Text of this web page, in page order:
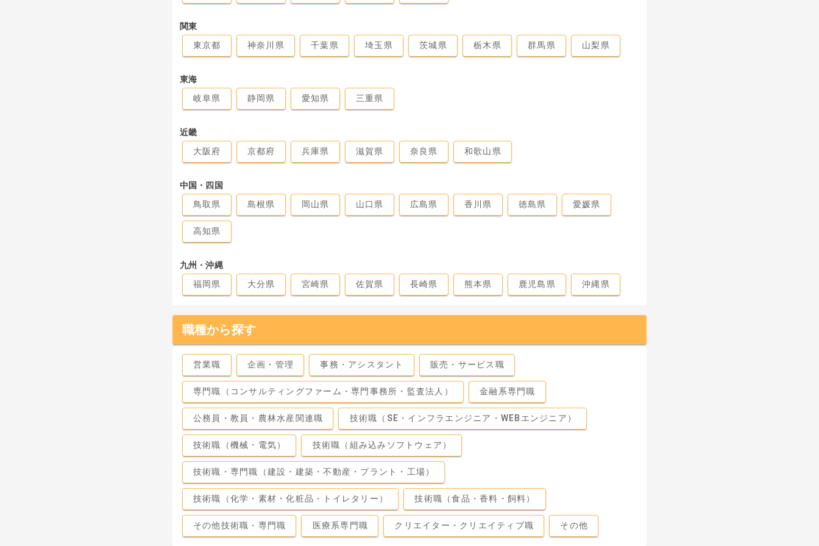
関東
東京都
神奈川県 千葉県 埼玉県 茨城県 栃木県 群馬県 山梨県
東海
岐阜県
静岡県 愛知県 三重県
近畿
大阪府
京都府 兵庫県 滋賀県 奈良県 和歌山県
中国・四国
鳥取県
島根県 岡山県 山口県 広島県 香川県 徳島県 愛媛県
高知県
九州・沖縄
福岡県
大分県 宮崎県 佐賀県 長崎県 熊本県 鹿児島県 沖縄県
職種から探す
営業職 企画・管理 事務・アシスタント 販売・サービス職
専門職（コンサルティングファーム・専門事務所・監査法人） 金融系専門職
公務員・教員・農林水産関連職 技術職（SE・インフラエンジニア・WEBエンジニア）
技術職（機械・電気） 技術職（組み込みソフトウェア）
技術職・専門職（建設・建築・不動産・プラント・工場）
技術職（化学・素材・化粧品・トイレタリー） 技術職（食品・香料・飼料）
その他技術職・専門職 医療系専門職 クリエイター・クリエイティブ職 その他